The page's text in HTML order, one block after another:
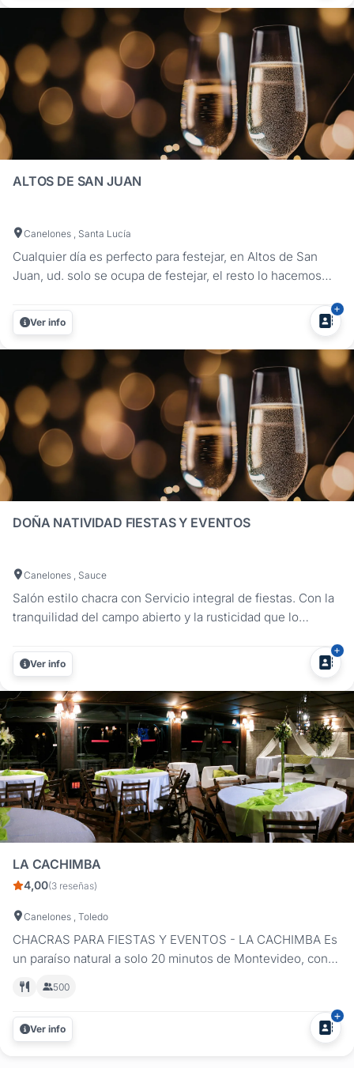
disfrutar de su evento sin...
ALTOS DE SAN JUAN
Canelones , Santa Lucía
Cualquier día es perfecto para festejar, en Altos de San
Juan, ud. solo se ocupa de festejar, el resto lo hacemos
tipo de celebración.Contáctenos y conozca más acerca de
nuestros servicios....
Ver info
DOÑA NATIVIDAD FIESTAS Y EVENTOS
Canelones , Sauce
Salón estilo chacra con Servicio integral de fiestas. Con la
tranquilidad del campo abierto y la rusticidad que lo
tu fiesta sea única e inigualable. Realizamos Bodas,
cumpleaños de 15, bridal y baby shower, cumpleaños en
general, fiestas...
Ver info
LA CACHIMBA
4,00(3 reseñas)
Canelones , Toledo
CHACRAS PARA FIESTAS Y EVENTOS - LA CACHIMBA Es
un paraíso natural a solo 20 minutos de Montevideo, con
jardines cuidadosamente diseñados que brindan en su
conjunto una vista y sensación colonial impecable llena de
colores, ideal para la realización de fiestas en el día, como
también en la...
500
Ver info